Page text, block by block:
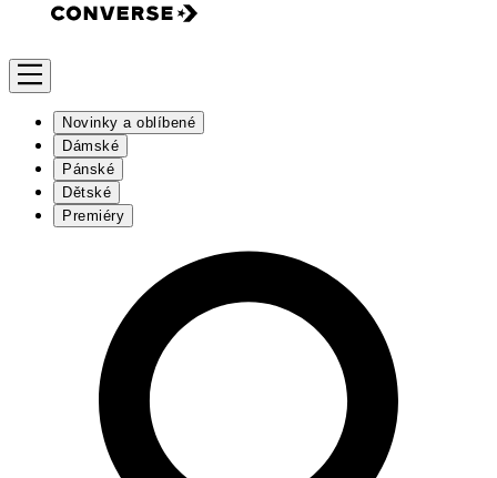
Novinky a oblíbené
Dámské
Pánské
Dětské
Premiéry